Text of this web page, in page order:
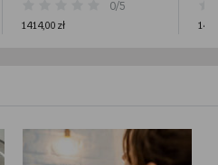
0/5
1414,00 zł